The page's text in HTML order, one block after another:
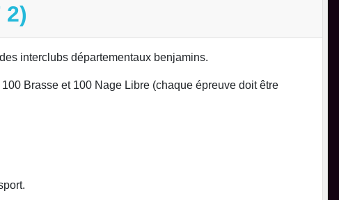
2)
interclubs départementaux benjamins.
Brasse et 100 Nage Libre (chaque épreuve doit être